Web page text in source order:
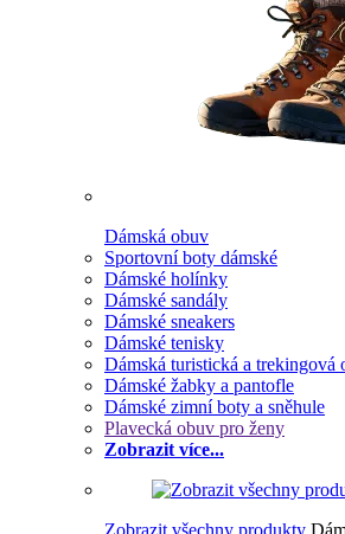
Dámská obuv
Sportovní boty dámské
Dámské holínky
Dámské sandály
Dámské sneakers
Dámské tenisky
Dámská turistická a trekingová
Dámské žabky a pantofle
Dámské zimní boty a sněhule
Plavecká obuv pro ženy
Zobrazit více...
Zobrazit všechny produkty